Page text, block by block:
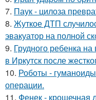
7. Паук - цилоза
8. Жуткое ДТП
эвакуатор на полной
9. Грудного ребенка
в Иркутск после
10. Роботы -
операции.
11. Фенек - крошечная